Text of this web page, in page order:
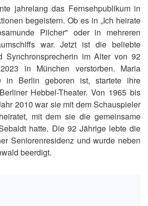
jahrelang das Fernsehpublikum in
begeistern. Ob es in „Ich heirate
Pilcher" oder in mehreren
war. Jetzt ist die beliebte
Synchronsprecherin im Alter von 92
in München verstorben. Maria
in Berlin geboren ist, startete ihre
Hebbel-Theater. Von 1965 bis
2010 war sie mit dem Schauspieler
mit dem sie die gemeinsame
hatte. Die 92 Jährige lebte die
Seniorenresidenz und wurde neben
beerdigt.